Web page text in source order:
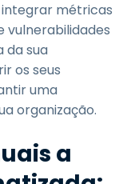
integrar métricas
vulnerabilidades
da sua
os seus
uma
organização.
a